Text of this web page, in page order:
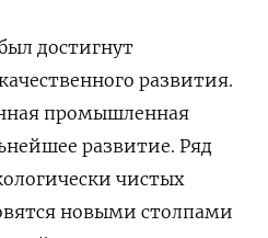
достигнут
развития.
промышленная
развитие. Ряд
чистых
новыми столпами